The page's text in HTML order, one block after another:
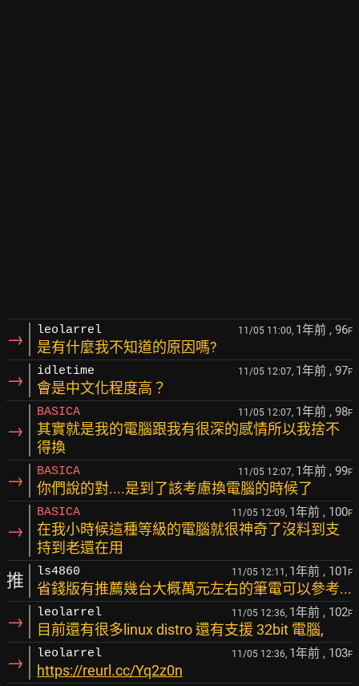
→ leolarrel 11/05 11:00, 1年前 , 96F
是有什麼我不知道的原因嗎?
→ idletime 11/05 12:07, 1年前 , 97F
會是中文化程度高？
→
BASICA 11/05 12:07, 1年前 , 98F
其實就是我的電腦跟我有很深的感情所以我捨不
得換
→ BASICA 11/05 12:07, 1年前 , 99F
你們說的對....是到了該考慮換電腦的時候了
→
BASICA 11/05 12:09, 1年前 , 100F
在我小時候這種等級的電腦就很神奇了沒料到支
持到老還在用
推 ls4860 11/05 12:11, 1年前 , 101 F
省錢版有推薦幾台大概萬元左右的筆電可以參考...
→ leolarrel 11/05 12:36, 1年前 , 102F
目前還有很多linux distro 還有支援 32bit 電腦,
→ leolarrel 11/05 12:36, 1年前 , 103F
https://reurl.cc/Yq2z0n